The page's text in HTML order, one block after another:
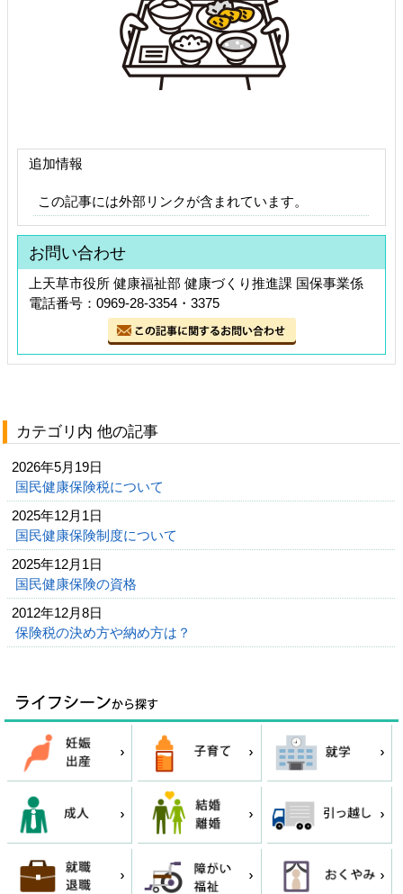
追加情報
この記事には外部リンクが含まれています。
お問い合わせ
上天草市役所 健康福祉部 健康づくり推進課 国保事業係
電話番号：0969-28-3354・3375
カテゴリ内 他の記事
2026年5月19日
国民健康保険税について
2025年12月1日
国民健康保険制度について
2025年12月1日
国民健康保険の資格
2012年12月8日
保険税の決め方や納め方は？